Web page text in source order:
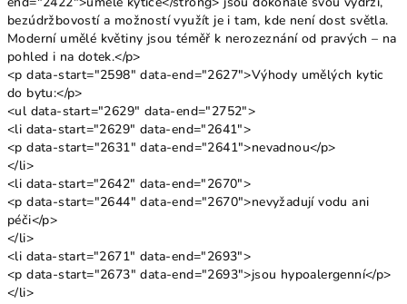
bezúdržbovostí a možností využít je i tam, kde není dost světla.
Moderní umělé květiny jsou téměř k nerozeznání od pravých – na
pohled i na dotek.</p>
<p data-start="2598" data-end="2627">Výhody umělých kytic
do bytu:</p>
<ul data-start="2629" data-end="2752">
<li data-start="2629" data-end="2641">
<p data-start="2631" data-end="2641">nevadnou</p>
</li>
<li data-start="2642" data-end="2670">
<p data-start="2644" data-end="2670">nevyžadují vodu ani
péči</p>
</li>
<li data-start="2671" data-end="2693">
<p data-start="2673" data-end="2693">jsou hypoalergenní</p>
</li>